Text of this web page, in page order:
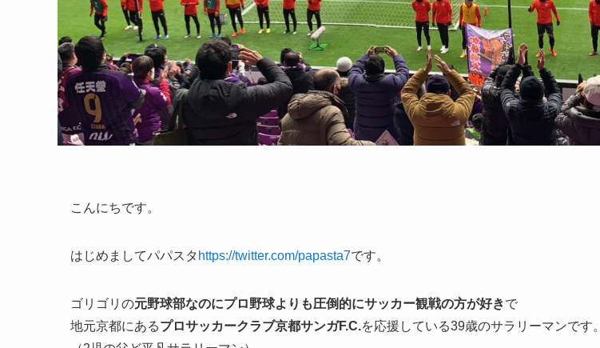
こんにちです。
はじめましてパパスタ https://twitter.com/papasta7です。
ゴリゴリの元野球部なのにプロ野球よりも圧倒的にサッカー観戦の方が好きで
地元京都にあるプロサッカークラブ京都サンガF.C.を応援している39歳のサラリーマンです。